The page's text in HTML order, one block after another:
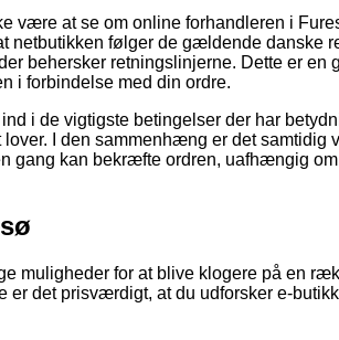
være at se om online forhandleren i
netbutikken følger de gældende danske
behersker retningslinjerne. Dette er en
i forbindelse med din ordre.
ind i de vigtigste betingelser der har
I den sammenhæng er det samtidig
gang kan bekræfte ordren, uafhængig
muligheder for at blive klogere på en
er det prisværdigt, at du udforsker e-